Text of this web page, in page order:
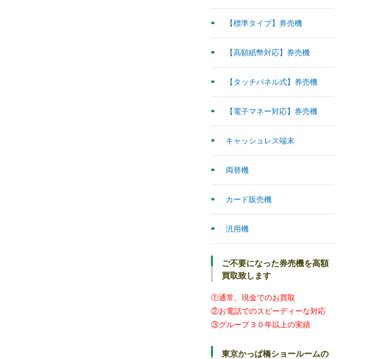
【標準タイプ】券売機
【高額紙幣対応】券売機
【タッチパネル式】券売機
【電子マネー対応】券売機
キャッシュレス端末
両替機
カード販売機
汎用機
ご不要になった券売機を高額
買取致します
①通常、現金でのお買取
②お電話でのスピーディーな対応
③グループ３０年以上の実績
東京かっぱ橋ショールームの